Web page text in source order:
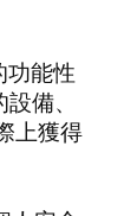
功能性
備、
上獲得